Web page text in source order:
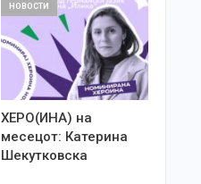
НОВОСТИ
ХЕРО(ИНА) на
месецот: Катерина
Шекутковска